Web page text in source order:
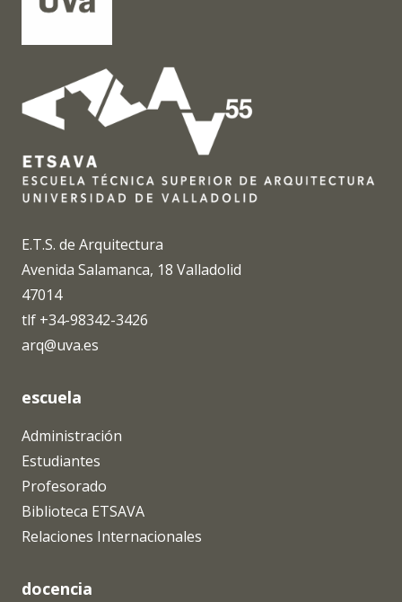
E.T.S. de Arquitectura
Avenida Salamanca, 18 Valladolid
47014
tlf +34-98342-3426
arq@uva.es
escuela
Administración
Estudiantes
Profesorado
Biblioteca ETSAVA
Relaciones Internacionales
docencia